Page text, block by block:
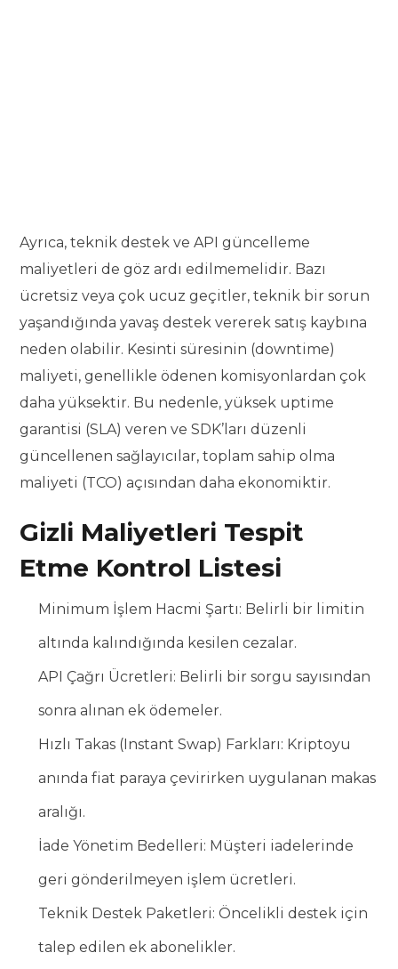
Ayrıca, teknik destek ve API güncelleme
maliyetleri de göz ardı edilmemelidir. Bazı
ücretsiz veya çok ucuz geçitler, teknik bir sorun
yaşandığında yavaş destek vererek satış kaybına
neden olabilir. Kesinti süresinin (downtime)
maliyeti, genellikle ödenen komisyonlardan çok
daha yüksektir. Bu nedenle, yüksek uptime
garantisi (SLA) veren ve SDK’ları düzenli
güncellenen sağlayıcılar, toplam sahip olma
maliyeti (TCO) açısından daha ekonomiktir.
Gizli Maliyetleri Tespit
Etme Kontrol Listesi
Minimum İşlem Hacmi Şartı: Belirli bir limitin
altında kalındığında kesilen cezalar.
API Çağrı Ücretleri: Belirli bir sorgu sayısından
sonra alınan ek ödemeler.
Hızlı Takas (Instant Swap) Farkları: Kriptoyu
anında fiat paraya çevirirken uygulanan makas
aralığı.
İade Yönetim Bedelleri: Müşteri iadelerinde
geri gönderilmeyen işlem ücretleri.
Teknik Destek Paketleri: Öncelikli destek için
talep edilen ek abonelikler.